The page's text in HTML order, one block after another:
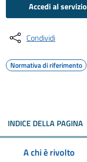
Accedi al servizio
Condividi
Normativa di riferimento
INDICE DELLA PAGINA
A chi è rivolto